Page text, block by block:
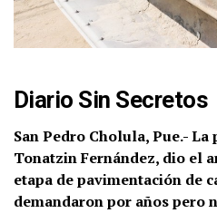
Diario Sin Secretos
San Pedro Cholula, Pue.-
Tonatzin Fernández, dio el
etapa de pavimentación de
demandaron por años pero